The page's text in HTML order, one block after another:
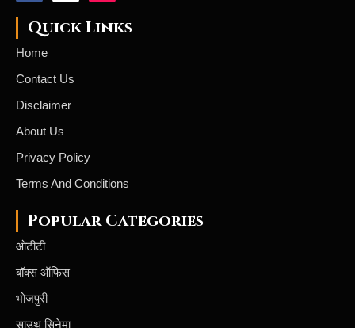
Quick Links
Home
Contact Us
Disclaimer
About Us
Privacy Policy
Terms And Conditions
Popular Categories
ओटीटी
बॉक्स ऑफिस
भोजपुरी
साउथ सिनेमा